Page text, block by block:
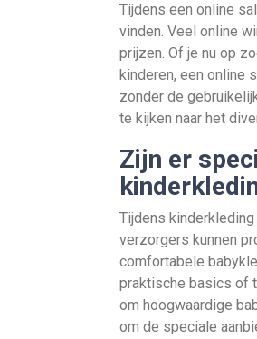
Tijdens een online
vinden. Veel online
prijzen. Of je nu op
kinderen, een online
zonder de
te kijken naar het
Zijn er
Tijdens
verzorgers kunnen
comfortabele
praktische basics of
om hoogwaardige
om de speciale